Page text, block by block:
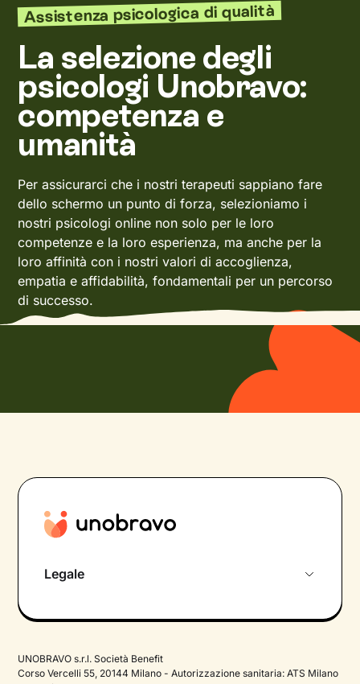
Assistenza psicologica di qualità
La selezione degli
psicologi Unobravo:
competenza e
umanità
Per assicurarci che i nostri terapeuti sappiano fare
dello schermo un punto di forza, selezioniamo i
nostri psicologi online non solo per le loro
competenze e la loro esperienza, ma anche per la
loro affinità con i nostri valori di accoglienza,
empatia e affidabilità, fondamentali per un percorso
di successo.
Legale
Cookie Policy
UNOBRAVO s.r.l. Società Benefit
Corso Vercelli 55, 20144 Milano - Autorizzazione sanitaria: ATS Milano